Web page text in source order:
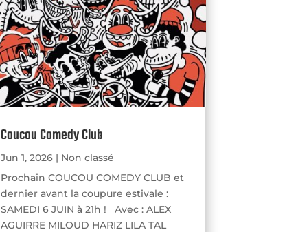
Coucou Comedy Club
Jun 1, 2026| Non classé
Prochain COUCOU COMEDY CLUB et
dernier avant la coupure estivale :
SAMEDI 6 JUIN à 21h ! Avec : ALEX
AGUIRRE MILOUD HARIZ LILA TAL